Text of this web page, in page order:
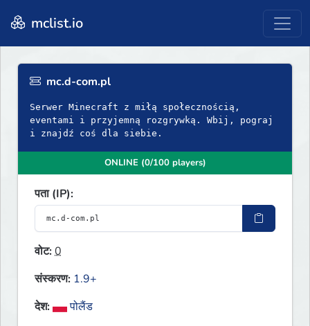
mclist.io
mc.d-com.pl
Serwer Minecraft z miłą społecznością,
eventami i przyjemną rozgrywką. Wbij, pograj
i znajdź coś dla siebie.
ONLINE (0/100 players)
पता (IP):
वोट:0
संस्करण: 1.9+
देश:
पोलैंड